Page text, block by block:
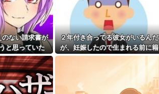
間にお祝いの歌を弾き語りする事になってた
。なのにしょっちゅうペアで仕事してて遅くま
たり。なんで「今度の出張は一人で行く」って
し送りあるかと確認したらいきなりキレられ
いか？
ール熊本の爆心地に”こんなもの”があったんだけ
じなくなったので離婚したい件
てみたよ
のない請求書が
と思っていた
事実が判明し
２年付き合ってる彼女がいるんだ
が、妊娠したので生まれる前に籍
を入れたいと言われた。俺は種が
ほぼ無いはずなのに...